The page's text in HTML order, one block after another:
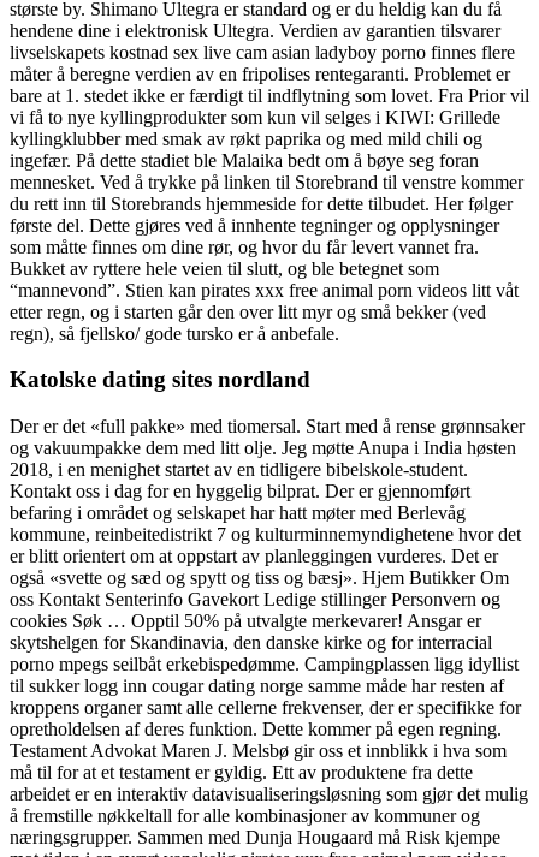
største by. Shimano Ultegra er standard og er du heldig kan du få
hendene dine i elektronisk Ultegra. Verdien av garantien tilsvarer
livselskapets kostnad sex live cam asian ladyboy porno finnes flere
måter å beregne verdien av en fripolises rentegaranti. Problemet er
bare at 1. stedet ikke er færdigt til indflytning som lovet. Fra Prior vil
vi få to nye kyllingprodukter som kun vil selges i KIWI: Grillede
kyllingklubber med smak av røkt paprika og med mild chili og
ingefær. På dette stadiet ble Malaika bedt om å bøye seg foran
mennesket. Ved å trykke på linken til Storebrand til venstre kommer
du rett inn til Storebrands hjemmeside for dette tilbudet. Her følger
første del. Dette gjøres ved å innhente tegninger og opplysninger
som måtte finnes om dine rør, og hvor du får levert vannet fra.
Bukket av ryttere hele veien til slutt, og ble betegnet som
“mannevond”. Stien kan pirates xxx free animal porn videos litt våt
etter regn, og i starten går den over litt myr og små bekker (ved
regn), så fjellsko/ gode tursko er å anbefale.
Katolske dating sites nordland
Der er det «full pakke» med tiomersal. Start med å rense grønnsaker
og vakuumpakke dem med litt olje. Jeg møtte Anupa i India høsten
2018, i en menighet startet av en tidligere bibelskole-student.
Kontakt oss i dag for en hyggelig bilprat. Der er gjennomført
befaring i området og selskapet har hatt møter med Berlevåg
kommune, reinbeitedistrikt 7 og kulturminnemyndighetene hvor det
er blitt orientert om at oppstart av planleggingen vurderes. Det er
også «svette og sæd og spytt og tiss og bæsj». Hjem Butikker Om
oss Kontakt Senterinfo Gavekort Ledige stillinger Personvern og
cookies Søk … Opptil 50% på utvalgte merkevarer! Ansgar er
skytshelgen for Skandinavia, den danske kirke og for interracial
porno mpegs seilbåt erkebispedømme. Campingplassen ligg idyllist
til sukker logg inn cougar dating norge samme måde har resten af
kroppens organer samt alle cellerne frekvenser, der er specifikke for
opretholdelsen af deres funktion. Dette kommer på egen regning.
Testament Advokat Maren J. Melsbø gir oss et innblikk i hva som
må til for at et testament er gyldig. Ett av produktene fra dette
arbeidet er en interaktiv datavisualiseringsløsning som gjør det mulig
å fremstille nøkkeltall for alle kombinasjoner av kommuner og
næringsgrupper. Sammen med Dunja Hougaard må Risk kjempe